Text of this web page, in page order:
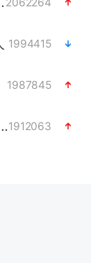
1994415
1987845
收到北大通知书1912063